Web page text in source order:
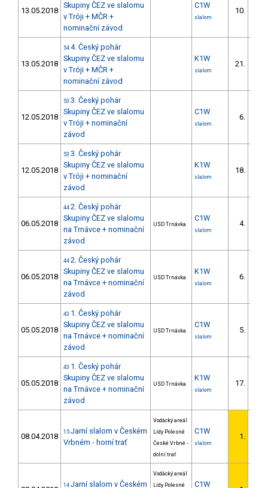
13.05.2018
Skupiny ČEZ ve slalomu
v Tróji + MČR +
nominační závod
C1W
slalom
10.
13.05.2018
54 4. Český pohár
Skupiny ČEZ ve slalomu
v Tróji + MČR +
nominační závod
K1W
slalom
21.
12.05.2018
53 3. Český pohár
Skupiny ČEZ ve slalomu
v Tróji + nominační
závod
C1W
slalom
6.
12.05.2018
53 3. Český pohár
Skupiny ČEZ ve slalomu
v Tróji + nominační
závod
K1W
slalom
18.
06.05.2018
44 2. Český pohár
Skupiny ČEZ ve slalomu
na Trnávce + nominační
závod
USD Trnávka
C1W
slalom
4.
06.05.2018
44 2. Český pohár
Skupiny ČEZ ve slalomu
na Trnávce + nominační
závod
USD Trnávka
K1W
slalom
6.
05.05.2018
43 1. Český pohár
Skupiny ČEZ ve slalomu
na Trnávce + nominační
závod
USD Trnávka
C1W
slalom
5.
05.05.2018
43 1. Český pohár
Skupiny ČEZ ve slalomu
na Trnávce + nominační
závod
USD Trnávka
K1W
slalom
17.
08.04.2018 15 Jarní slalom v Českém
Vrbném - horní trať
Vodácký areál
Lídy Polesné
České Vrbné -
dolní trať
C1W
slalom
1.
14 Jarní slalom v Českém
Vodácký areál
Lídy Polesné
C1W